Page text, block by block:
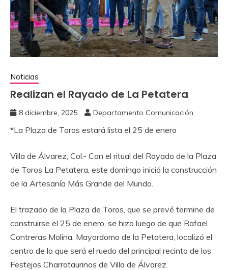
Noticias
Realizan el Rayado de La Petatera
8 diciembre, 2025 Departamento Comunicación
‎*La Plaza de Toros estará lista el 25 de enero
‎Villa de Álvarez, Col.- Con el ritual del Rayado de la Plaza
de Toros La Petatera, este domingo inició la construcción
de la Artesanía Más Grande del Mundo.
‎El trazado de la Plaza de Toros, que se prevé termine de
construirse el 25 de enero, se hizo luego de que Rafael
Contreras Molina, Mayordomo de la Petatera, localizó el
centro de lo que será el ruedo del principal recinto de los
Festejos Charrotaurinos de Villa de Álvarez.